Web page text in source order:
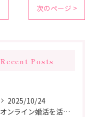
次のページ >
Recent Posts
2025/10/24
オンライン婚活を活用した短期間成婚の秘訣